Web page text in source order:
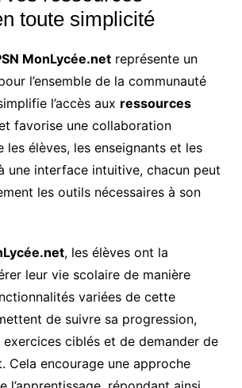
toute simplicité
MonLycée.netreprésente un
l’ensemble de la communauté
l’accès aux ressources
favorise une collaboration
les élèves, les enseignants et les
une interface intuitive, chacun peut
les outils nécessaires à son
, les élèves ont la
leur vie scolaire de manière
variées de cette
de suivre sa progression,
exercices ciblés et de demander de
Cela encourage une approche